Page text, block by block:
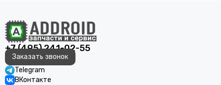
+7 (495) 241-02-55
Заказать звонок
Telegram
ВКонтакте